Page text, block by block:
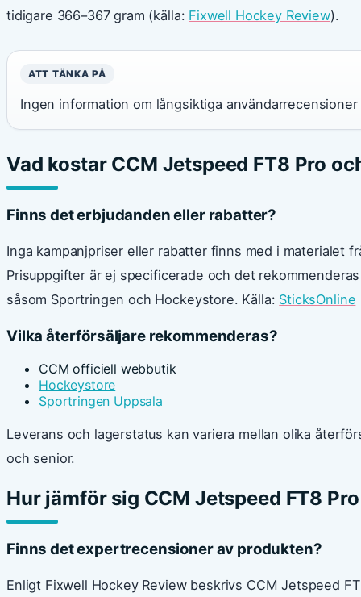
tidigare 366–367 gram (källa: Fixwell Hockey Review).
ATT TÄNKA PÅ
Ingen information om långsiktiga
Vad kostar CCM Jetspeed FT8 Pro
Finns det erbjudanden eller rabatter?
Inga kampanjpriser eller rabatter finns med i materialet
Prisuppgifter är ej specificerade och det
såsom Sportringen och Hockeystore. Källa: SticksOnline
Vilka återförsäljare rekommenderas?
CCM officiell webbutik
Hockeystore
Sportringen Uppsala
Leverans och lagerstatus kan variera mellan olika
och senior.
Hur jämför sig CCM Jetspeed FT8
Finns det expertrecensioner av produkten?
Enligt Fixwell Hockey Review beskrivs CCM Jetspeed